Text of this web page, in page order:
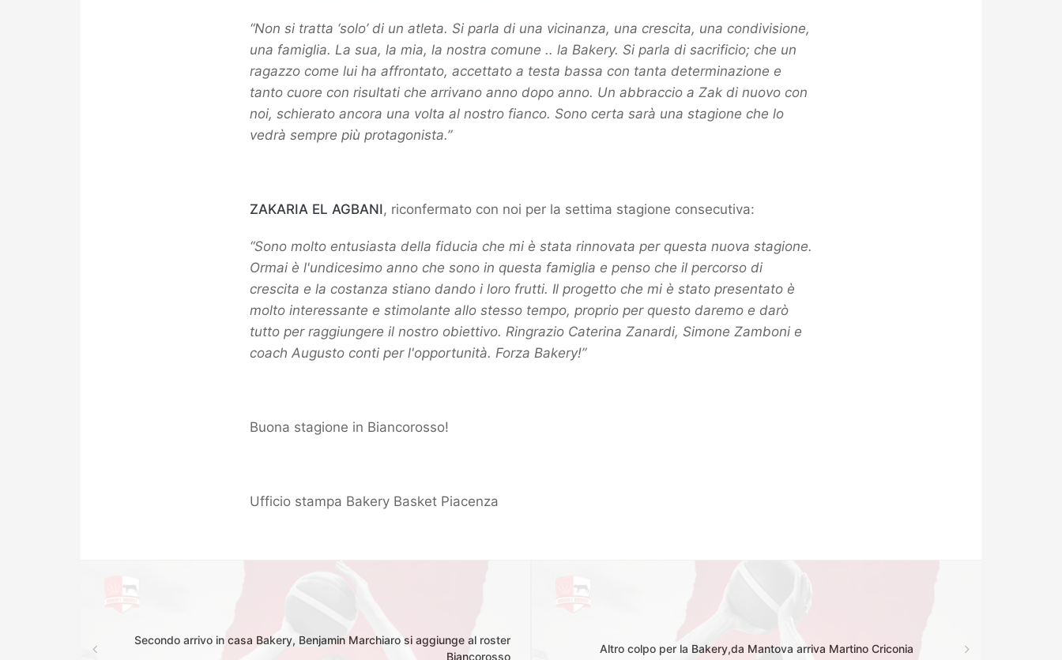
“Non si tratta ‘solo’ di un atleta. Si parla di una vicinanza, una crescita, una condivisione,
una famiglia. La sua, la mia, la nostra comune .. la Bakery. Si parla di sacrificio; che un
ragazzo come lui ha affrontato, accettato a testa bassa con tanta determinazione e
tanto cuore con risultati che arrivano anno dopo anno. Un abbraccio a Zak di nuovo con
noi, schierato ancora una volta al nostro fianco. Sono certa sarà una stagione che lo
vedrà sempre più protagonista.”
ZAKARIA EL AGBANI, riconfermato con noi per la settima stagione consecutiva:
“Sono molto entusiasta della fiducia che mi è stata rinnovata per questa nuova stagione.
Ormai è l'undicesimo anno che sono in questa famiglia e penso che il percorso di
crescita e la costanza stiano dando i loro frutti. Il progetto che mi è stato presentato è
molto interessante e stimolante allo stesso tempo, proprio per questo daremo e darò
tutto per raggiungere il nostro obiettivo. Ringrazio Caterina Zanardi, Simone Zamboni e
coach Augusto conti per l'opportunità. Forza Bakery!”
Buona stagione in Biancorosso!
Ufficio stampa Bakery Basket Piacenza
Secondo arrivo in casa Bakery, Benjamin Marchiaro si aggiunge al roster
Biancorosso
Altro colpo per la Bakery,da Mantova arriva Martino Criconia